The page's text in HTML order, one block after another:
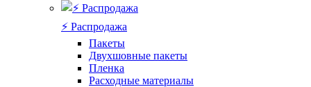
⚡️ Распродажа
Пакеты
Двухшовные пакеты
Пленка
Расходные материалы